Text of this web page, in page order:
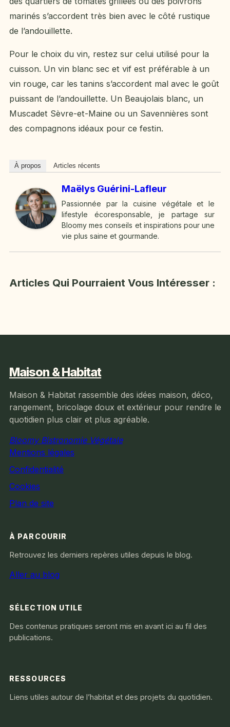
marinés s’accordent très bien avec le côté rustique
de l’andouillette.
Pour le choix du vin, restez sur celui utilisé pour la
cuisson. Un vin blanc sec et vif est préférable à un
vin rouge, car les tanins s’accordent mal avec le goût
puissant de l’andouillette. Un Beaujolais blanc, un
Muscadet Sèvre-et-Maine ou un Savennières sont
des compagnons idéaux pour ce festin.
À propos Articles récents
Maëlys Guérini-Lafleur
Passionnée par la cuisine végétale et le
lifestyle écoresponsable, je partage sur
Bloomy mes conseils et inspirations pour une
vie plus saine et gourmande.
Articles Qui Pourraient Vous Intéresser :
Maison & Habitat
Maison & Habitat rassemble des idées maison, déco,
rangement, bricolage doux et extérieur pour rendre le
quotidien plus clair et plus agréable.
Bloomy Bistronomie Végétale
Mentions légales
Confidentialité
Cookies
Plan de site
À PARCOURIR
Retrouvez les derniers repères utiles depuis le blog.
Aller au blog
SÉLECTION UTILE
Des contenus pratiques seront mis en avant ici au fil des
publications.
RESSOURCES
Liens utiles autour de l’habitat et des projets du quotidien.